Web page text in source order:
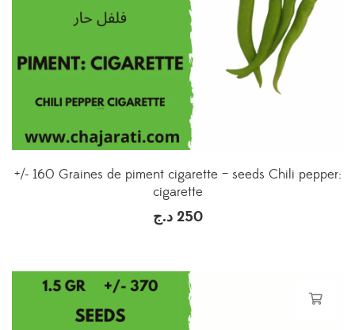
+/- 160 Graines de piment cigarette – seeds Chili pepper:
cigarette
250 د.ج